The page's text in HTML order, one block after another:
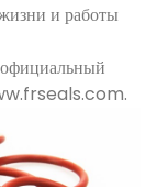
и работы
официальный